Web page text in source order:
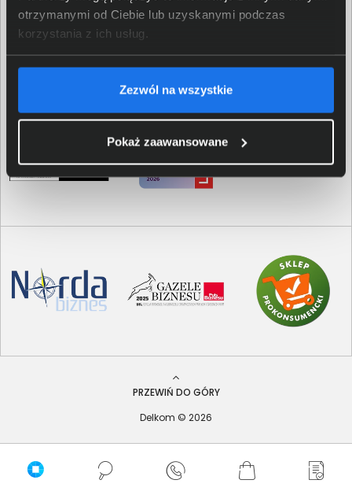
otrzymanymi od Ciebie lub uzyskanymi podczas
korzystania z ich usług.
Zezwól na wszystkie
Pokaż zaawansowane
PRZEWIŃ DO GÓRY
Delkom © 2026